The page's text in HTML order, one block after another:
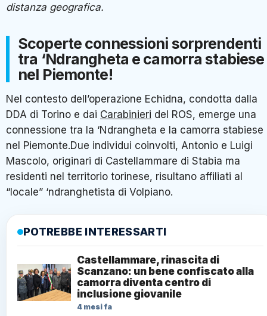
distanza geografica.
Scoperte connessioni sorprendenti
tra ‘Ndrangheta e camorra stabiese
nel Piemonte!
Nel contesto dell’operazione Echidna, condotta dalla
DDA di Torino e dai Carabinieri del ROS, emerge una
connessione tra la ‘Ndrangheta e la camorra stabiese
nel Piemonte.Due individui coinvolti, Antonio e Luigi
Mascolo, originari di Castellammare di Stabia ma
residenti nel territorio torinese, risultano affiliati al
“locale” ‘ndranghetista di Volpiano.
POTREBBE INTERESSARTI
Castellammare, rinascita di
Scanzano: un bene confiscato alla
camorra diventa centro di
inclusione giovanile
4 mesi fa